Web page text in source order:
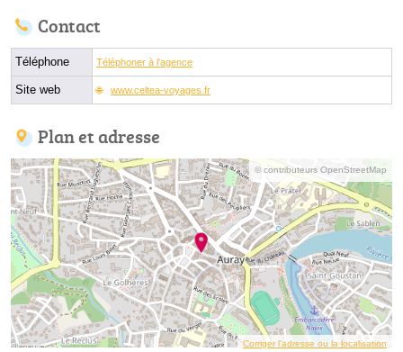
Contact
Téléphone Téléphoner à l'agence
Site web www.celtea-voyages.fr
Plan et adresse
© contributeurs OpenStreetMap
Corriger l’adresse ou la localisation